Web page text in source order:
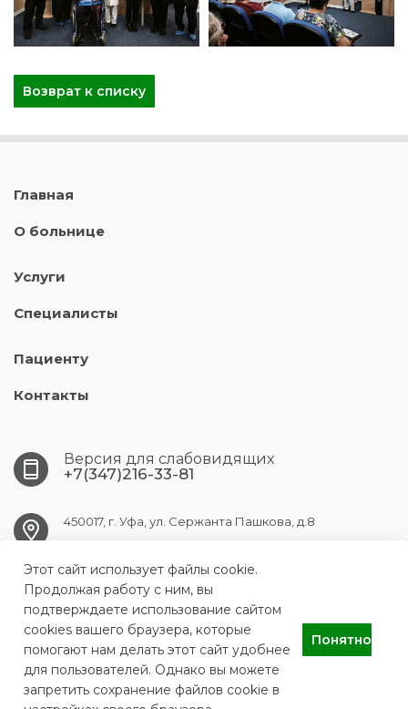
Возврат к списку
Главная
О больнице
Услуги
Специалисты
Пациенту
Контакты
Версия для слабовидящих
+7(347)216-33-81
450017, г. Уфа, ул. Сержанта Пашкова, д.8
ufa.gb9@doctorrb.ru
ГБУЗ РБ Городская клиническая больница №9 города Уфы
Этот сайт использует файлы cookie.
Продолжая работу с ним, вы
подтверждаете использование сайтом
cookies вашего браузера, которые
помогают нам делать этот сайт удобнее
для пользователей. Однако вы можете
запретить сохранение файлов cookie в
Понятно